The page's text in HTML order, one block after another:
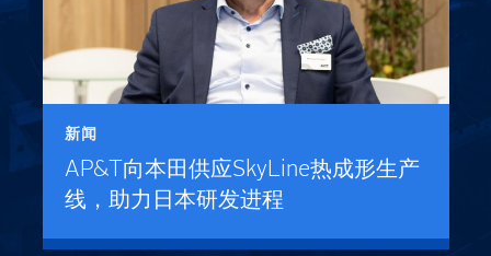
新闻
AP&T向本田供应SkyLine热成形生产
线，助力日本研发进程